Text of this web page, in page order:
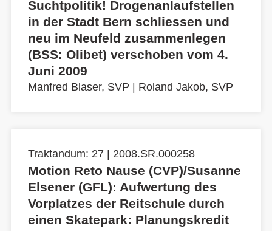
Suchtpolitik! Drogenanlaufstellen
in der Stadt Bern schliessen und
neu im Neufeld zusammenlegen
(BSS: Olibet) verschoben vom 4.
Juni 2009
Manfred Blaser, SVP Roland Jakob, SVP
Traktandum: 27 | 2008.SR.000258
Motion Reto Nause (CVP)/Susanne
Elsener (GFL): Aufwertung des
Vorplatzes der Reitschule durch
einen Skatepark: Planungskredit